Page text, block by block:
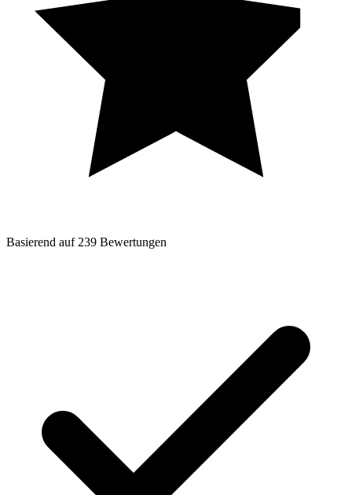
Basierend auf 239 Bewertungen